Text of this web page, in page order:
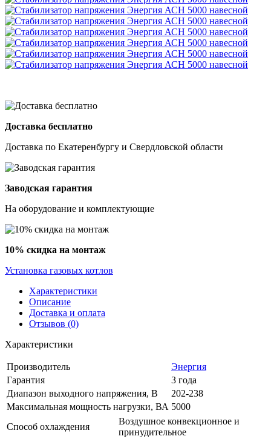
Доставка бесплатно
Доставка по Екатеренбургу и Свердловской области
Заводская гарантия
На оборудование и комплектующие
10% скидка на монтаж
Установка газовых котлов
Характеристики
Описание
Доставка и оплата
Отзывов (0)
Характеристики
Производитель
Энергия
Гарантия
3 года
Диапазон выходного напряжения, В
202-238
Максимальная мощность нагрузки, ВА 5000
Способ охлаждения
Воздушное конвекционное и
принудительное